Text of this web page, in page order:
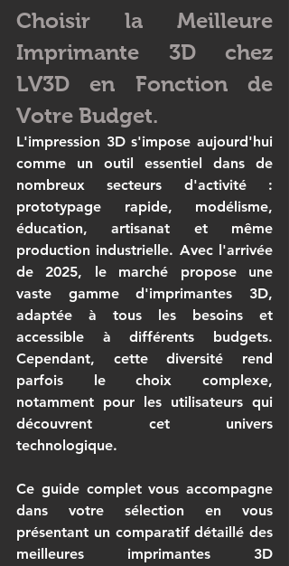
Choisir la Meilleure
Imprimante 3D chez
LV3D en Fonction de
Votre Budget.
L'impression 3D s'impose aujourd'hui
comme un outil essentiel dans de
nombreux secteurs d'activité :
prototypage rapide, modélisme,
éducation, artisanat et même
production industrielle. Avec l'arrivée
de 2025, le marché propose une
vaste gamme d'imprimantes 3D,
adaptée à tous les besoins et
accessible à différents budgets.
Cependant, cette diversité rend
parfois le choix complexe,
notamment pour les utilisateurs qui
découvrent cet univers
technologique.
Ce guide complet vous accompagne
dans votre sélection en vous
présentant un comparatif détaillé des
meilleures imprimantes 3D